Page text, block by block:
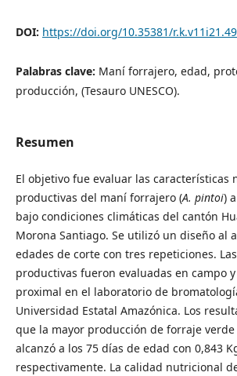
DOI: https://doi.org/10.35381/
Palabras clave: Maní forrajero, edad,
producción, (Tesauro UNESCO).
Resumen
El objetivo fue evaluar las características
productivas del maní forrajero (A. pintoi)
bajo condiciones climáticas del cantón
Morona Santiago. Se utilizó un diseño al
edades de corte con tres repeticiones.
productivas fueron evaluadas en campo
proximal en el laboratorio de
Universidad Estatal Amazónica. Los
que la mayor producción de forraje verde
alcanzó a los 75 días de edad con 0,843
respectivamente. La calidad nutricional